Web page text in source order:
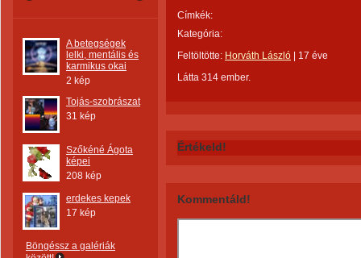
A betegségek
lelki, mentális és
karmikus okai
2 kép
Tojás-szobrászat
31 kép
Szőkéné Ágota
képei
208 kép
erdekes kepek
17 kép
Böngéssz a galériák
Címkék:
Kategória:
Feltöltötte: Horváth László
17 éve
Látta 314 ember.
Értékeld!
Kommentáld!